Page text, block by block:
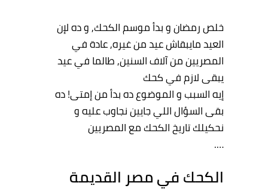
خلص رمضان و بدأ موسم الكحك, و ده لإن
العيد مايبقاش عيد من غيره, عادة في
المصريين من آلاف السنين, طالما في عيد
يبقى لازم في كحك
إيه السبب و الموضوع ده بدأ من إمتى! ده
بقى السؤال اللي جايين نجاوب عليه و
نحكيلك تاريخ الكحك مع المصريين
….
الكحك في مصر القديمة